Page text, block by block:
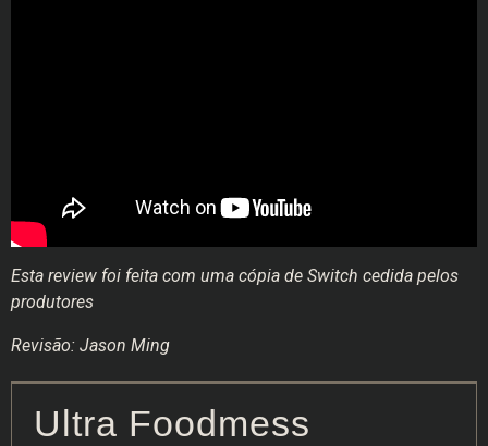
Esta review foi feita com uma cópia de Switch cedida pelos
produtores
Revisão: Jason Ming
Ultra Foodmess